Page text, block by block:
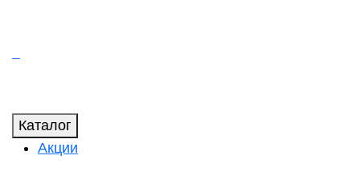
Каталог
Акции